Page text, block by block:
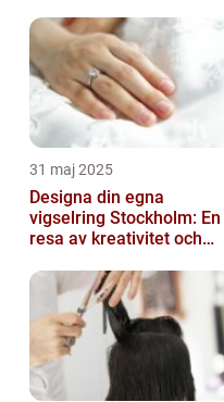
31 maj 2025
Designa din egna
vigselring Stockholm: En
resa av kreativitet och